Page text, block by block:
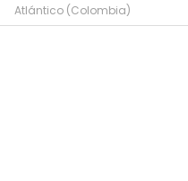
Atlántico (Colombia)